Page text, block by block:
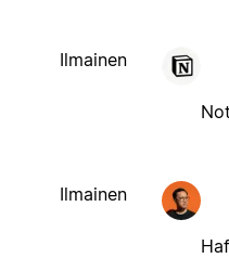
Ilmainen
Ilmainen